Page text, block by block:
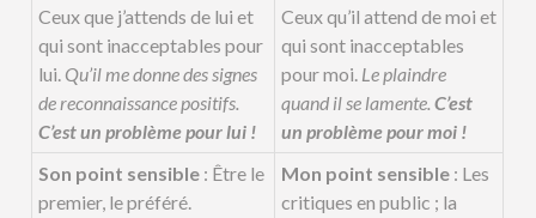
Ceux que j’attends de lui et
qui sont inacceptables pour
lui. Qu’il me donne des signes
de reconnaissance positifs.
C’est un problème pour lui !
Ceux qu’il attend de moi et
qui sont inacceptables
pour moi. Le plaindre
quand il se lamente. C’est
un problème pour moi !
Son point sensible : Être le
premier, le préféré.
Mon point sensible : Les
critiques en public ; la